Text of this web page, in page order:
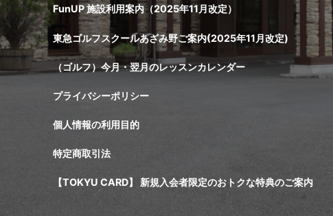
FunUP 施設利用案内（2025年11月改定）
東急ゴルフスクールあざみ野ご案内(2025年11月改定)
（ゴルフ）今月・翌月のレッスンカレンダー
プライバシーポリシー
個人情報の利用目的
特定商取引法
【TOKYU CARD】 新規入会者限定のおトクな特典のご案内